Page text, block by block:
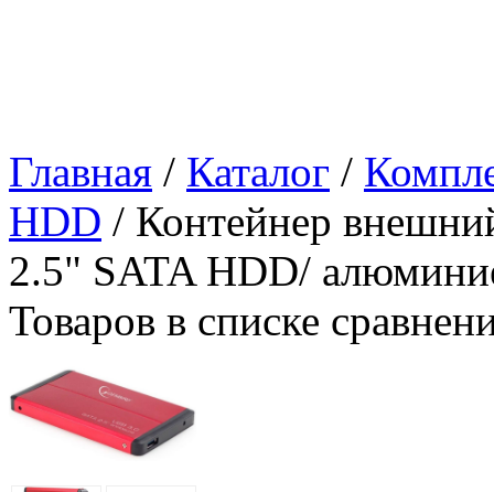
Главная / Каталог /
HDD / Контейнер
2.5" SATA HDD/
Товаров в списке